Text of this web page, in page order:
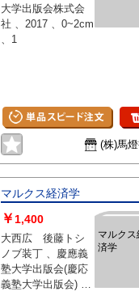
大学出版会株式会
社 、2017 、0~2cm
、1
(株)馬
マルクス経済学
マルクス
済学
￥ 1,400
大西広 後藤トシ
ノブ装丁 、慶應義
塾大学出版会(慶応
義塾大学出版会) 、